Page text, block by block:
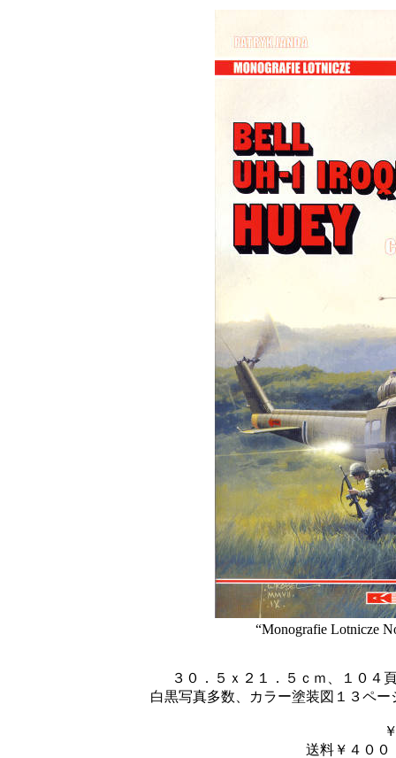
“Monografie Lotnicze
３０．５ｘ２１．５ｃｍ、１０４
白黒写真多数、カラー塗装図１３ペ
送料￥４００